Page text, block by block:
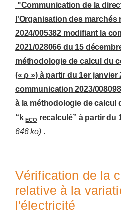
"Communication de la
l'Organisation des
2024/005382 modifiant la
2021/028066 du 15
méthodologie de calcul du
(« ρ ») à partir du 1er janvier
communication 2023/
à la méthodologie de calcul
“kECO recalculé” à partir du
646 ko).
Vérification de la
relative à la
l'électricité